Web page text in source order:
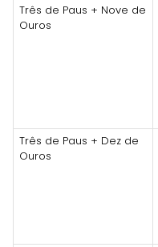
Três de Paus + Nove de
Ouros
Três de Paus + Dez de
Ouros